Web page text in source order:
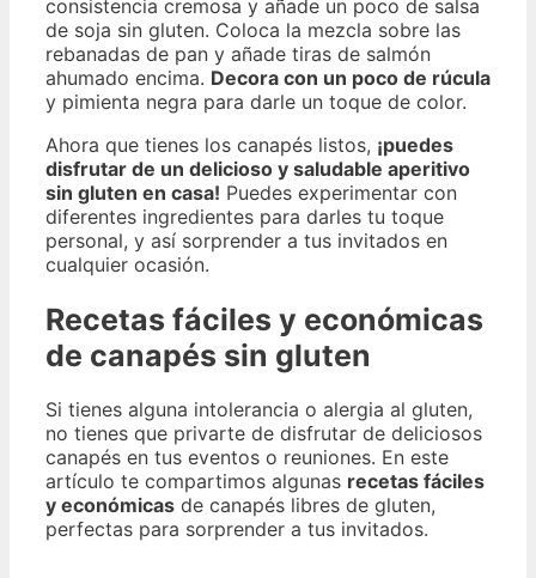
consistencia cremosa y añade un poco de salsa
de soja sin gluten. Coloca la mezcla sobre las
rebanadas de pan y añade tiras de salmón
ahumado encima. Decora con un poco de rúcula
y pimienta negra para darle un toque de color.
Ahora que tienes los canapés listos, ¡puedes
disfrutar de un delicioso y saludable aperitivo
sin gluten en casa! Puedes experimentar con
diferentes ingredientes para darles tu toque
personal, y así sorprender a tus invitados en
cualquier ocasión.
Recetas fáciles y económicas
de canapés sin gluten
Si tienes alguna intolerancia o alergia al gluten,
no tienes que privarte de disfrutar de deliciosos
canapés en tus eventos o reuniones. En este
artículo te compartimos algunas recetas fáciles
y económicas de canapés libres de gluten,
perfectas para sorprender a tus invitados.